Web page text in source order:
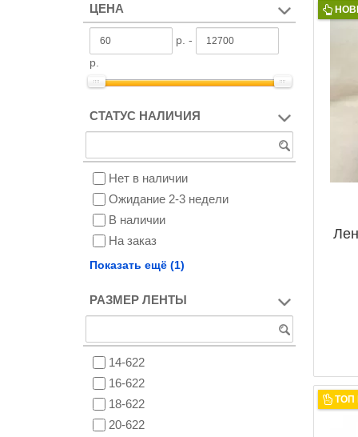
ЦЕНА
р. -
р.
СТАТУС НАЛИЧИЯ
Нет в наличии
Ожидание 2-3 недели
В наличии
На заказ
Снят с производства
Показать ещё (1)
РАЗМЕР ЛЕНТЫ
14-622
16-622
18-622
20-622
ТОП